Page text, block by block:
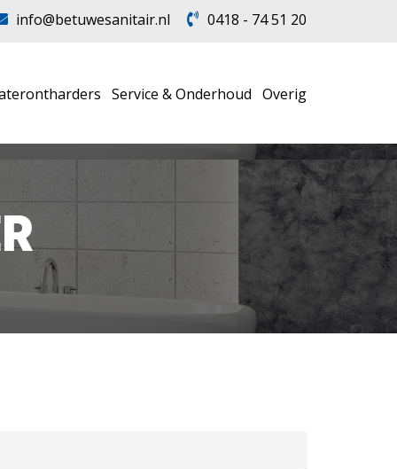
info@betuwesanitair.nl 0418 - 74 51 20
Service & Onderhoud Overig